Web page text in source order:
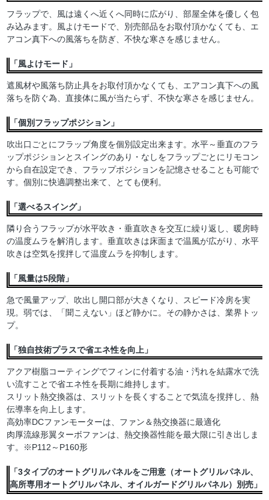
フラップで、風は遠くへ近くへ同時に広がり、部屋全体を優しく包
み込みます。風よけモードで、別売部品をお取付頂かなくても、エ
アコン真下への風落ちを防ぎ、不快な寒さを感じません。
「風よけモード」
遮風材や風落ち防止具をお取付頂かなくても、エアコン真下への風
落ちを防ぐ為、直接体に風が当たらず、不快な寒さを感じません。
「個別フラップポジション」
吹出口ごとにフラップ角度を個別設定出来ます。水平～垂直のフラ
ップポジションとスイングのあり・なしをフラップごとにリモコン
から自在設定でき、フラップポジションを記憶させることも可能で
す。個別に快適調整出来て、とても便利。
「選べるスイング」
隣り合うフラップが水平吹き・垂直吹きを交互に繰り返し、暖房時
の温度ムラを解消します。垂直吹きは床面まで温風が広がり、水平
吹きは空気を撹拌して温度ムラを抑制します。
「風量は5段階」
急で風量アップ、吹出し開口部が大きくなり、スピード冷房を実
現。弱では、「聞こえない」ほど静かに。その静かさは、業界トッ
プ。
「独自技術プラスで省エネ性を向上」
アクア樹脂コーティングでフィンに付着する油・汚れを結露水で洗
い流すことで省エネ性を長期に維持します。
スリット熱交換器は、スリットを長くすることで気流を撹拌し、熱
伝導率を向上します。
高効率DCファンモーターは、ファン＆熱交換器に最適化
肉厚流線形翼ターボファンは、熱交換器性能を最大限に引き出しま
す。※P112～P160形
「3タイプのオートグリルパネルをご用意（オートグリルパネル、
高所専用オートグリルパネル、オイルガードグリルパネル）別売」